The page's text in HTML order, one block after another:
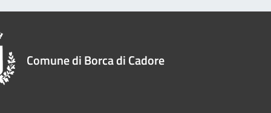
Comune di Borca di Cadore